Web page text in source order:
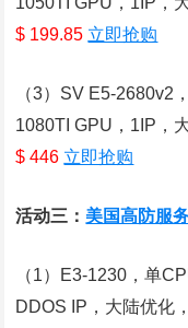
$ 199.85 立即抢购
（3）SV E5-2680v2
1080TI GPU，1IP，
$ 446 立即抢购
活动三： 美国高防服
（1）E3-1230，单
DDOS IP，大陆优化